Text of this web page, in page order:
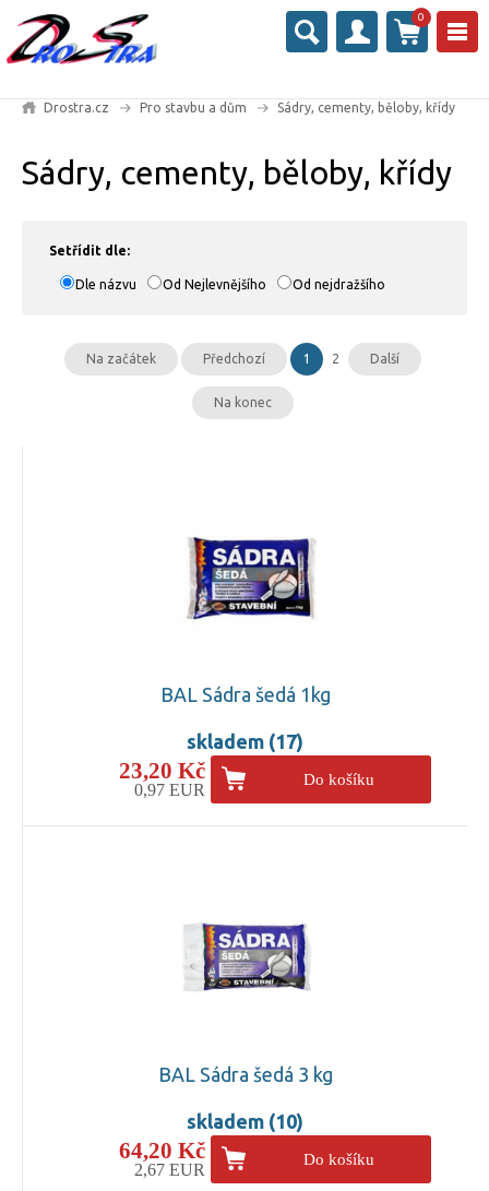
0
Drostra.cz Pro stavbu a dům Sádry, cementy, běloby, křídy
Sádry, cementy, běloby, křídy
Setřídit dle:
Dle názvu Od Nejlevnějšího Od nejdražšího
Na začátek Předchozí 1 2 Další
Na konec
BAL Sádra šedá 1kg
skladem (17)
23,20 Kč
0,97 EUR
Do košíku
BAL Sádra šedá 3 kg
skladem (10)
64,20 Kč
2,67 EUR
Do košíku